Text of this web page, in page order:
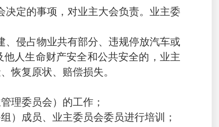
决定的事项 ， 对业主大会负责。业主委
、侵占物业共有部分、违规停放汽车或
人生命财产安全和公共安全的，业主
恢复原状、赔偿损失。
理委员会） 的工作；
） 成员、业主委员会委员进行培训；